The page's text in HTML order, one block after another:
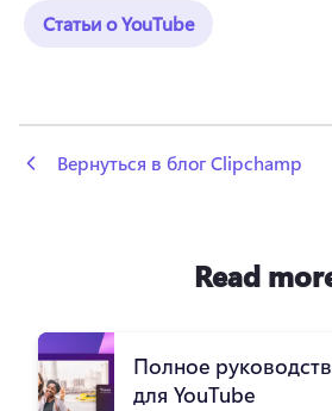
Статьи о YouTube
Вернуться в блог Clipchamp
Read
Полное
для YouTube